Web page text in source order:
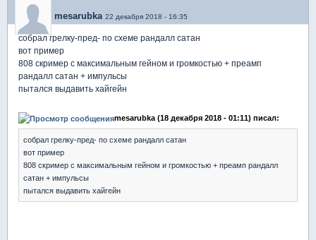
mesarubka 22 декабря 2018 - 16:35
собрал грелку-пред- по схеме рандалл сатан
вот пример
808 скример с максимальным гейном и громкостью + преамп
рандалл сатан + импульсы
пытался выдавить хайгейн
mesarubka (18 декабря 2018 - 01:11) писал:
собрал грелку-пред- по схеме рандалл сатан
вот пример
808 скример с максимальным гейном и громкостью + преамп рандалл
сатан + импульсы
пытался выдавить хайгейн